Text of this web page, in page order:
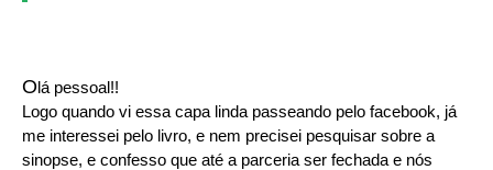
Olá pessoal!!
Logo quando vi essa capa linda passeando pelo facebook, já
me interessei pelo livro, e nem precisei pesquisar sobre a
sinopse, e confesso que até a parceria ser fechada e nós